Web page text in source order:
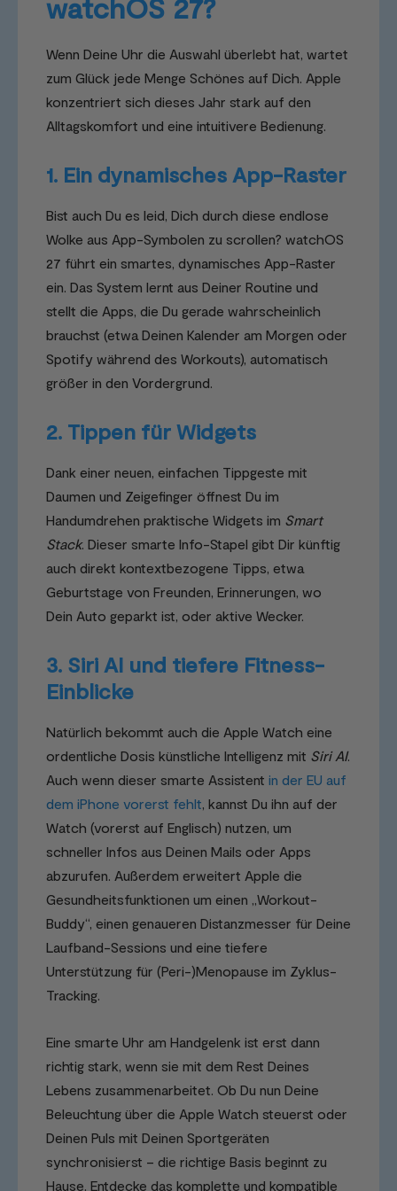
watchOS 27?
Wenn Deine Uhr die Auswahl überlebt hat, wartet
zum Glück jede Menge Schönes auf Dich. Apple
konzentriert sich dieses Jahr stark auf den
Alltagskomfort und eine intuitivere Bedienung.
1. Ein dynamisches App-Raster
Bist auch Du es leid, Dich durch diese endlose
Wolke aus App-Symbolen zu scrollen? watchOS
27 führt ein smartes, dynamisches App-Raster
ein. Das System lernt aus Deiner Routine und
stellt die Apps, die Du gerade wahrscheinlich
brauchst (etwa Deinen Kalender am Morgen oder
Spotify während des Workouts), automatisch
größer in den Vordergrund.
2. Tippen für Widgets
Dank einer neuen, einfachen Tippgeste mit
Daumen und Zeigefinger öffnest Du im
Handumdrehen praktische Widgets im Smart
Stack. Dieser smarte Info-Stapel gibt Dir künftig
auch direkt kontextbezogene Tipps, etwa
Geburtstage von Freunden, Erinnerungen, wo
Dein Auto geparkt ist, oder aktive Wecker.
3. Siri AI und tiefere Fitness-
Einblicke
Natürlich bekommt auch die Apple Watch eine
ordentliche Dosis künstliche Intelligenz mit Siri AI.
Auch wenn dieser smarte Assistent in der EU auf
dem iPhone vorerst fehlt, kannst Du ihn auf der
Watch (vorerst auf Englisch) nutzen, um
schneller Infos aus Deinen Mails oder Apps
abzurufen. Außerdem erweitert Apple die
Gesundheitsfunktionen um einen „Workout-
Buddy“, einen genaueren Distanzmesser für Deine
Laufband-Sessions und eine tiefere
Unterstützung für (Peri-)Menopause im Zyklus-
Tracking.
Eine smarte Uhr am Handgelenk ist erst dann
richtig stark, wenn sie mit dem Rest Deines
Lebens zusammenarbeitet. Ob Du nun Deine
Beleuchtung über die Apple Watch steuerst oder
Deinen Puls mit Deinen Sportgeräten
synchronisierst – die richtige Basis beginnt zu
Hause. Entdecke das komplette und kompatible